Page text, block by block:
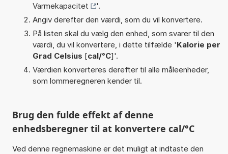
Varmekapacitet
'.
Angiv derefter den værdi, som du vil konvertere.
På listen skal du vælg den enhed, som svarer til den
værdi, du vil konvertere, i dette tilfælde 'Kalorie per
Grad Celsius [cal/°C]'.
Værdien konverteres derefter til alle måleenheder,
som lommeregneren kender til.
Brug den fulde effekt af denne
enhedsberegner til at konvertere cal/°C
Ved denne regnemaskine er det muligt at indtaste den